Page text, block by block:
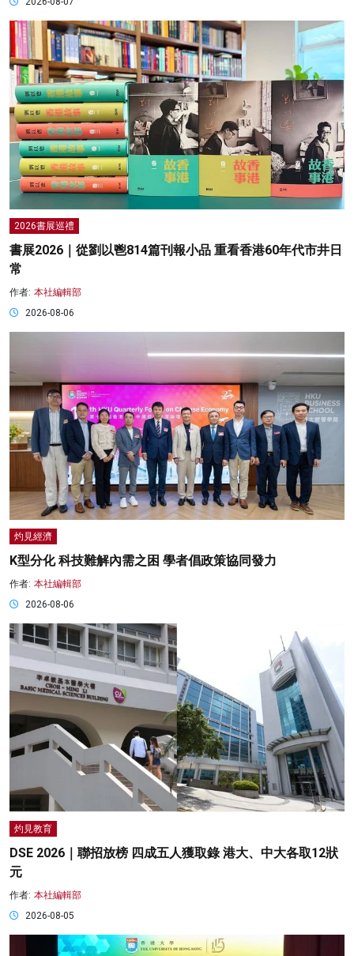
2026書展巡禮
書展2026｜從劉以鬯814篇刊報小品 重看香港60年代市井日
常
作者: 本社編輯部
2026-08-06
灼見經濟
K型分化 科技難解內需之困 學者倡政策協同發力
作者: 本社編輯部
2026-08-06
灼見教育
DSE 2026｜聯招放榜 四成五人獲取錄 港大、中大各取12狀
元
作者: 本社編輯部
2026-08-05